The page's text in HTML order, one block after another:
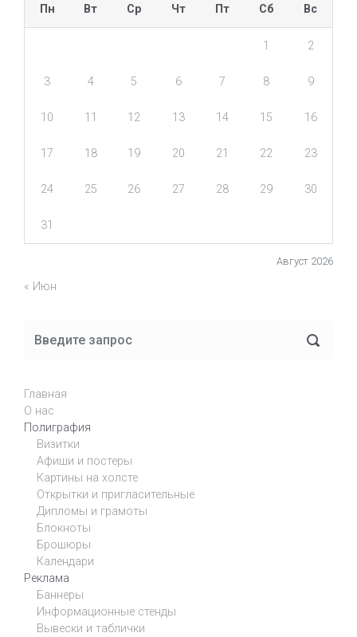
Август 2026
Пн Вт Ср Чт Пт Сб Вс
1 2
3 4 5 6 7 8 9
10 11 12 13 14 15 16
17 18 19 20 21 22 23
24 25 26 27 28 29 30
31
« Июн
Главная
О нас
Полиграфия
Визитки
Афиши и постеры
Картины на холсте
Открытки и пригласительные
Дипломы и грамоты
Блокноты
Брошюры
Календари
Реклама
Баннеры
Информационные стенды
Вывески и таблички